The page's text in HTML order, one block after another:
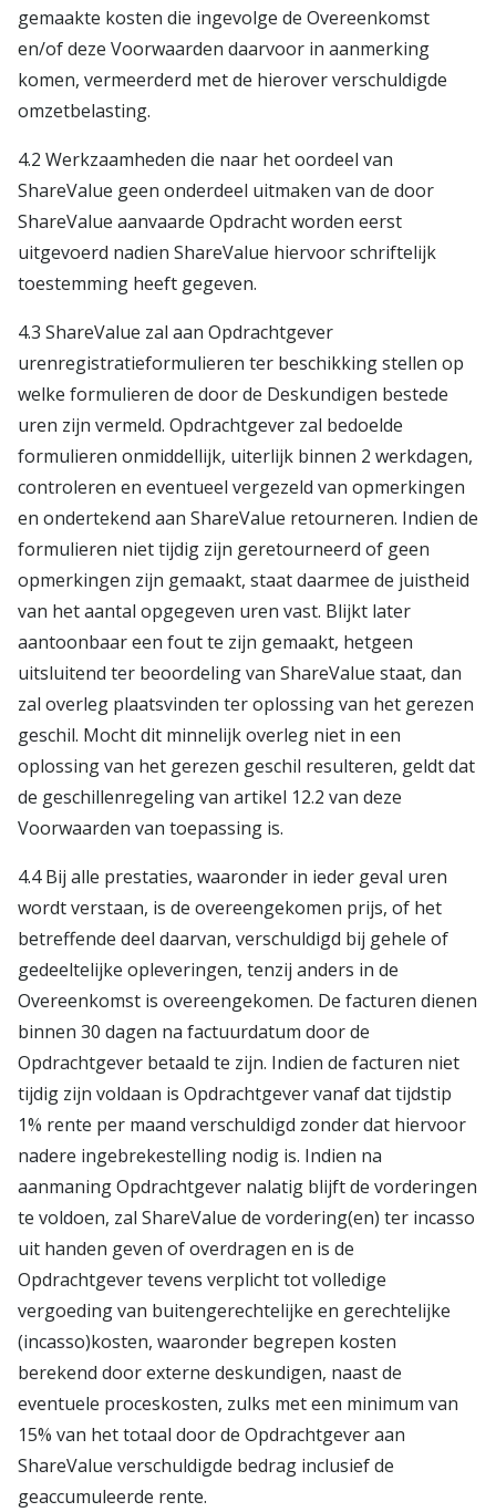
gemaakte kosten die ingevolge de Overeenkomst
en/of deze Voorwaarden daarvoor in aanmerking
komen, vermeerderd met de hierover verschuldigde
omzetbelasting.
4.2 Werkzaamheden die naar het oordeel van
ShareValue geen onderdeel uitmaken van de door
ShareValue aanvaarde Opdracht worden eerst
uitgevoerd nadien ShareValue hiervoor schriftelijk
toestemming heeft gegeven.
4.3 ShareValue zal aan Opdrachtgever
urenregistratieformulieren ter beschikking stellen op
welke formulieren de door de Deskundigen bestede
uren zijn vermeld. Opdrachtgever zal bedoelde
formulieren onmiddellijk, uiterlijk binnen 2 werkdagen,
controleren en eventueel vergezeld van opmerkingen
en ondertekend aan ShareValue retourneren. Indien de
formulieren niet tijdig zijn geretourneerd of geen
opmerkingen zijn gemaakt, staat daarmee de juistheid
van het aantal opgegeven uren vast. Blijkt later
aantoonbaar een fout te zijn gemaakt, hetgeen
uitsluitend ter beoordeling van ShareValue staat, dan
zal overleg plaatsvinden ter oplossing van het gerezen
geschil. Mocht dit minnelijk overleg niet in een
oplossing van het gerezen geschil resulteren, geldt dat
de geschillenregeling van artikel 12.2 van deze
Voorwaarden van toepassing is.
4.4 Bij alle prestaties, waaronder in ieder geval uren
wordt verstaan, is de overeengekomen prijs, of het
betreffende deel daarvan, verschuldigd bij gehele of
gedeeltelijke opleveringen, tenzij anders in de
Overeenkomst is overeengekomen. De facturen dienen
binnen 30 dagen na factuurdatum door de
Opdrachtgever betaald te zijn. Indien de facturen niet
tijdig zijn voldaan is Opdrachtgever vanaf dat tijdstip
1% rente per maand verschuldigd zonder dat hiervoor
nadere ingebrekestelling nodig is. Indien na
aanmaning Opdrachtgever nalatig blijft de vorderingen
te voldoen, zal ShareValue de vordering(en) ter incasso
uit handen geven of overdragen en is de
Opdrachtgever tevens verplicht tot volledige
vergoeding van buitengerechtelijke en gerechtelijke
(incasso)kosten, waaronder begrepen kosten
berekend door externe deskundigen, naast de
eventuele proceskosten, zulks met een minimum van
15% van het totaal door de Opdrachtgever aan
ShareValue verschuldigde bedrag inclusief de
geaccumuleerde rente.